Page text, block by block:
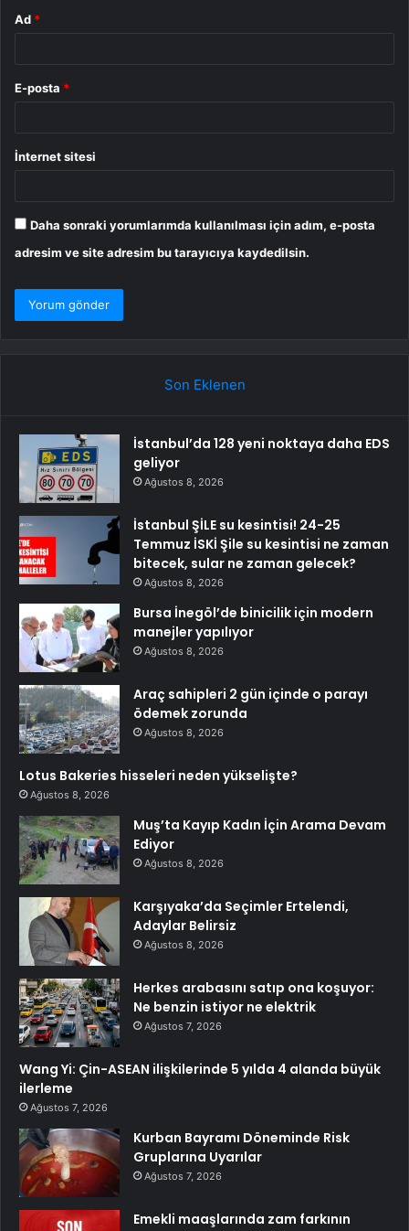
Ad *
E-posta *
İnternet sitesi
Daha sonraki yorumlarımda kullanılması için adım, e-posta
adresim ve site adresim bu tarayıcıya kaydedilsin.
Son Eklenen
İstanbul’da 128 yeni noktaya daha EDS
geliyor
Ağustos 8, 2026
İstanbul ŞİLE su kesintisi! 24-25
Temmuz İSKİ Şile su kesintisi ne zaman
bitecek, sular ne zaman gelecek?
Ağustos 8, 2026
Bursa İnegöl’de binicilik için modern
manejler yapılıyor
Ağustos 8, 2026
Araç sahipleri 2 gün içinde o parayı
ödemek zorunda
Ağustos 8, 2026
Lotus Bakeries hisseleri neden yükselişte?
Ağustos 8, 2026
Muş’ta Kayıp Kadın İçin Arama Devam
Ediyor
Ağustos 8, 2026
Karşıyaka’da Seçimler Ertelendi,
Adaylar Belirsiz
Ağustos 8, 2026
Herkes arabasını satıp ona koşuyor:
Ne benzin istiyor ne elektrik
Ağustos 7, 2026
Wang Yi: Çin-ASEAN ilişkilerinde 5 yılda 4 alanda büyük
ilerleme
Ağustos 7, 2026
Kurban Bayramı Döneminde Risk
Gruplarına Uyarılar
Ağustos 7, 2026
Emekli maaşlarında zam farkının